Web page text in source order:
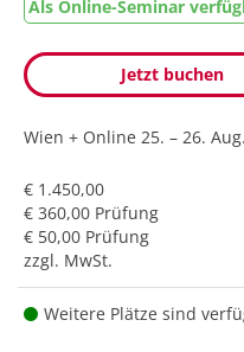
Als Online-Seminar
Jetzt buchen
Wien + Online 25. – 26.
€ 1.450,00
€ 360,00 Prüfung
€ 50,00 Prüfung
zzgl. MwSt.
Weitere Plätze sind